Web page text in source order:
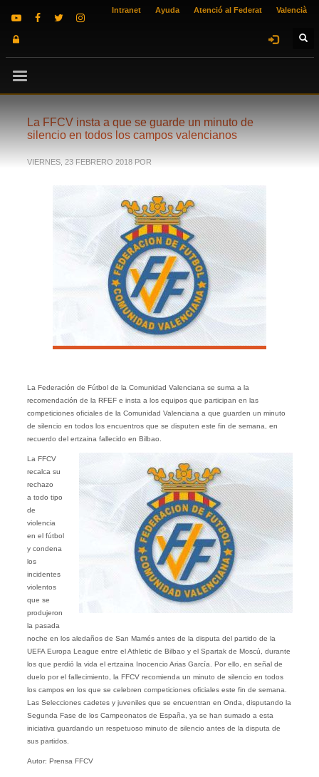
Intranet Ayuda Atenció al Federat Valencià
La FFCV insta a que se guarde un minuto de
silencio en todos los campos valencianos
VIERNES, 23 FEBRERO 2018 POR
La Federación de Fútbol de la Comunidad Valenciana se suma a la
recomendación de la RFEF e insta a los equipos que participan en las
competiciones oficiales de la Comunidad Valenciana a que guarden un minuto
de silencio en todos los encuentros que se disputen este fin de semana, en
recuerdo del ertzaina fallecido en Bilbao.
La FFCV
recalca su
rechazo
a todo tipo
de
violencia
en el fútbol
y condena
los
incidentes
violentos
que se
produjeron
la pasada
noche en los aledaños de San Mamés antes de la disputa del partido de la
UEFA Europa League entre el Athletic de Bilbao y el Spartak de Moscú, durante
los que perdió la vida el ertzaina Inocencio Arias García. Por ello, en señal de
duelo por el fallecimiento, la FFCV recomienda un minuto de silencio en todos
los campos en los que se celebren competiciones oficiales este fin de semana.
Las Selecciones cadetes y juveniles que se encuentran en Onda, disputando la
Segunda Fase de los Campeonatos de España, ya se han sumado a esta
iniciativa guardando un respetuoso minuto de silencio antes de la disputa de
sus partidos.
Autor: Prensa FFCV